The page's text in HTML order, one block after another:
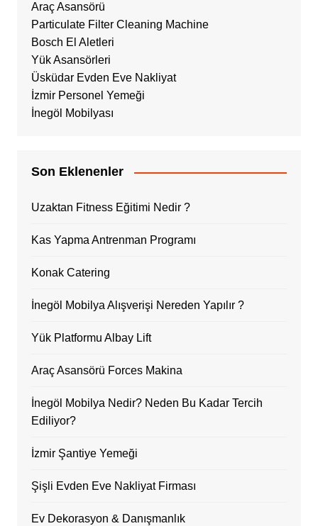
Araç Asansörü
Particulate Filter Cleaning Machine
Bosch El Aletleri
Yük Asansörleri
Üsküdar Evden Eve Nakliyat
İzmir Personel Yemeği
İnegöl Mobilyası
Son Eklenenler
Uzaktan Fitness Eğitimi Nedir ?
Kas Yapma Antrenman Programı
Konak Catering
İnegöl Mobilya Alışverişi Nereden Yapılır ?
Yük Platformu Albay Lift
Araç Asansörü Forces Makina
İnegöl Mobilya Nedir? Neden Bu Kadar Tercih
Ediliyor?
İzmir Şantiye Yemeği
Şişli Evden Eve Nakliyat Firması
Ev Dekorasyon & Danışmanlık